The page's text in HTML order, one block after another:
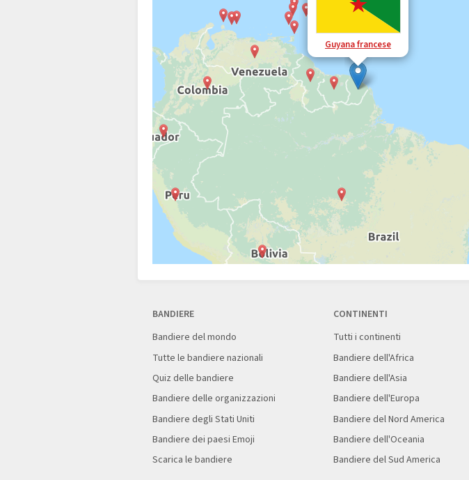
Guyana francese
BANDIERE
Bandiere del mondo
Tutte le bandiere nazionali
Quiz delle bandiere
Bandiere delle organizzazioni
Bandiere degli Stati Uniti
Bandiere dei paesi Emoji
Scarica le bandiere
CONTINENTI
Tutti i continenti
Bandiere dell'Africa
Bandiere dell'Asia
Bandiere dell'Europa
Bandiere del Nord America
Bandiere dell'Oceania
Bandiere del Sud America